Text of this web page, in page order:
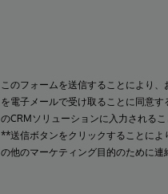
このフォームを送信することにより
を電子メールで受け取ることに同意
のCRMソリューションに入力される
**送信ボタンをクリックすることによ
の他のマーケティング目的のために連